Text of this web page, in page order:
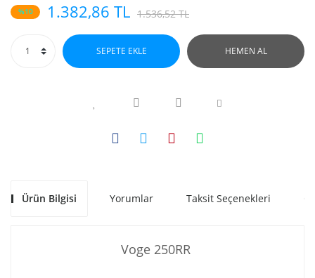
%10 1.382,86 TL 1.536,52 TL
SEPETE EKLE HEMEN AL
Ürün Bilgisi Yorumlar Taksit Seçenekleri
Voge 250RR